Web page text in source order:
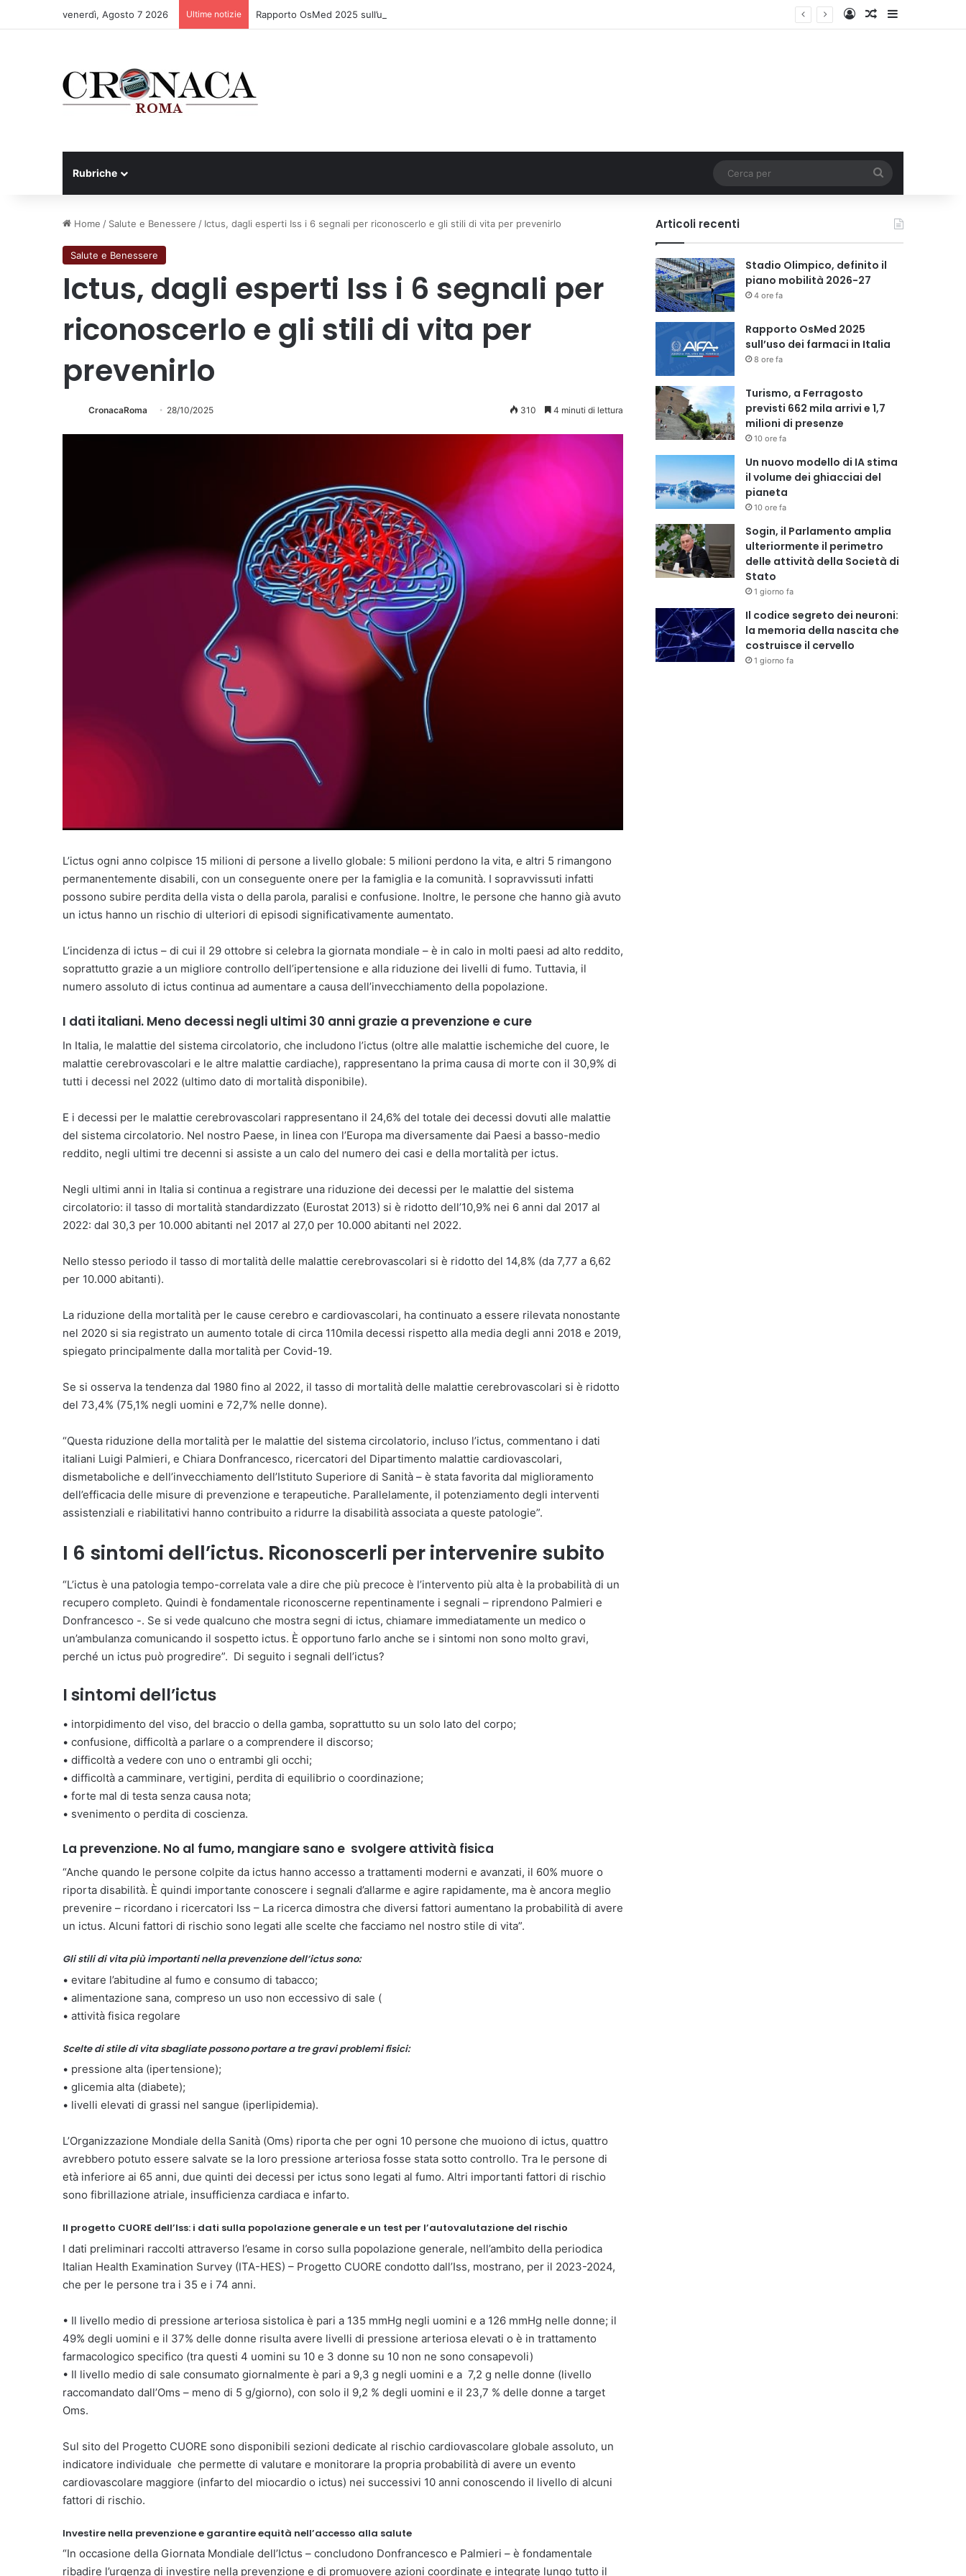
venerdì, Agosto 7 2026 Ultime notizie Rapporto OsMed 2025 sull’uso dei farmaci in Italia AccediUn articolo a
Rubriche
per
Home / Salute e Benessere / Ictus, dagli esperti Iss i 6 segnali per riconoscerlo e gli stili di vita per prevenirlo
Salute e Benessere
Ictus, dagli esperti Iss i 6 segnali per
riconoscerlo e gli stili di vita per
prevenirlo
CronacaRoma 28/10/2025 310 4 minuti di lettura
L’ictus ogni anno colpisce 15 milioni di persone a livello globale: 5 milioni perdono la vita, e altri 5 rimangono
permanentemente disabili, con un conseguente onere per la famiglia e la comunità. I sopravvissuti infatti
possono subire perdita della vista o della parola, paralisi e confusione. Inoltre, le persone che hanno già avuto
un ictus hanno un rischio di ulteriori di episodi significativamente aumentato.
L’incidenza di ictus – di cui il 29 ottobre si celebra la giornata mondiale – è in calo in molti paesi ad alto reddito,
soprattutto grazie a un migliore controllo dell’ipertensione e alla riduzione dei livelli di fumo. Tuttavia, il
numero assoluto di ictus continua ad aumentare a causa dell’invecchiamento della popolazione.
I dati italiani. Meno decessi negli ultimi 30 anni grazie a prevenzione e cure
In Italia, le malattie del sistema circolatorio, che includono l’ictus (oltre alle malattie ischemiche del cuore, le
malattie cerebrovascolari e le altre malattie cardiache), rappresentano la prima causa di morte con il 30,9% di
tutti i decessi nel 2022 (ultimo dato di mortalità disponibile).
E i decessi per le malattie cerebrovascolari rappresentano il 24,6% del totale dei decessi dovuti alle malattie
del sistema circolatorio. Nel nostro Paese, in linea con l’Europa ma diversamente dai Paesi a basso-medio
reddito, negli ultimi tre decenni si assiste a un calo del numero dei casi e della mortalità per ictus.
Negli ultimi anni in Italia si continua a registrare una riduzione dei decessi per le malattie del sistema
circolatorio: il tasso di mortalità standardizzato (Eurostat 2013) si è ridotto dell’10,9% nei 6 anni dal 2017 al
2022: dal 30,3 per 10.000 abitanti nel 2017 al 27,0 per 10.000 abitanti nel 2022.
Nello stesso periodo il tasso di mortalità delle malattie cerebrovascolari si è ridotto del 14,8% (da 7,77 a 6,62
per 10.000 abitanti).
La riduzione della mortalità per le cause cerebro e cardiovascolari, ha continuato a essere rilevata nonostante
nel 2020 si sia registrato un aumento totale di circa 110mila decessi rispetto alla media degli anni 2018 e 2019,
spiegato principalmente dalla mortalità per Covid-19.
Se si osserva la tendenza dal 1980 fino al 2022, il tasso di mortalità delle malattie cerebrovascolari si è ridotto
del 73,4% (75,1% negli uomini e 72,7% nelle donne).
“Questa riduzione della mortalità per le malattie del sistema circolatorio, incluso l’ictus, commentano i dati
italiani Luigi Palmieri, e Chiara Donfrancesco, ricercatori del Dipartimento malattie cardiovascolari,
dismetaboliche e dell’invecchiamento dell’Istituto Superiore di Sanità – è stata favorita dal miglioramento
dell’efficacia delle misure di prevenzione e terapeutiche. Parallelamente, il potenziamento degli interventi
assistenziali e riabilitativi hanno contribuito a ridurre la disabilità associata a queste patologie”.
I 6 sintomi dell’ictus. Riconoscerli per intervenire subito
“L’ictus è una patologia tempo-correlata vale a dire che più precoce è l’intervento più alta è la probabilità di un
recupero completo. Quindi è fondamentale riconoscerne repentinamente i segnali – riprendono Palmieri e
Donfrancesco -. Se si vede qualcuno che mostra segni di ictus, chiamare immediatamente un medico o
un’ambulanza comunicando il sospetto ictus. È opportuno farlo anche se i sintomi non sono molto gravi,
perché un ictus può progredire”. Di seguito i segnali dell’ictus?
I sintomi dell’ictus
• intorpidimento del viso, del braccio o della gamba, soprattutto su un solo lato del corpo;
• confusione, difficoltà a parlare o a comprendere il discorso;
• difficoltà a vedere con uno o entrambi gli occhi;
• difficoltà a camminare, vertigini, perdita di equilibrio o coordinazione;
• forte mal di testa senza causa nota;
• svenimento o perdita di coscienza.
La prevenzione. No al fumo, mangiare sano e svolgere attività fisica
“Anche quando le persone colpite da ictus hanno accesso a trattamenti moderni e avanzati, il 60% muore o
riporta disabilità. È quindi importante conoscere i segnali d’allarme e agire rapidamente, ma è ancora meglio
prevenire – ricordano i ricercatori Iss – La ricerca dimostra che diversi fattori aumentano la probabilità di avere
un ictus. Alcuni fattori di rischio sono legati alle scelte che facciamo nel nostro stile di vita”.
Gli stili di vita più importanti nella prevenzione dell’ictus sono:
• evitare l’abitudine al fumo e consumo di tabacco;
• alimentazione sana, compreso un uso non eccessivo di sale (
• attività fisica regolare
Scelte di stile di vita sbagliate possono portare a tre gravi problemi fisici:
• pressione alta (ipertensione);
• glicemia alta (diabete);
• livelli elevati di grassi nel sangue (iperlipidemia).
L’Organizzazione Mondiale della Sanità (Oms) riporta che per ogni 10 persone che muoiono di ictus, quattro
avrebbero potuto essere salvate se la loro pressione arteriosa fosse stata sotto controllo. Tra le persone di
età inferiore ai 65 anni, due quinti dei decessi per ictus sono legati al fumo. Altri importanti fattori di rischio
sono fibrillazione atriale, insufficienza cardiaca e infarto.
Il progetto CUORE dell’Iss: i dati sulla popolazione generale e un test per l’autovalutazione del rischio
I dati preliminari raccolti attraverso l’esame in corso sulla popolazione generale, nell’ambito della periodica
Italian Health Examination Survey (ITA-HES) – Progetto CUORE condotto dall’Iss, mostrano, per il 2023-2024,
che per le persone tra i 35 e i 74 anni.
• Il livello medio di pressione arteriosa sistolica è pari a 135 mmHg negli uomini e a 126 mmHg nelle donne; il
49% degli uomini e il 37% delle donne risulta avere livelli di pressione arteriosa elevati o è in trattamento
farmacologico specifico (tra questi 4 uomini su 10 e 3 donne su 10 non ne sono consapevoli)
• Il livello medio di sale consumato giornalmente è pari a 9,3 g negli uomini e a 7,2 g nelle donne (livello
raccomandato dall’Oms – meno di 5 g/giorno), con solo il 9,2 % degli uomini e il 23,7 % delle donne a target
Oms.
Sul sito del Progetto CUORE sono disponibili sezioni dedicate al rischio cardiovascolare globale assoluto, un
indicatore individuale che permette di valutare e monitorare la propria probabilità di avere un evento
cardiovascolare maggiore (infarto del miocardio o ictus) nei successivi 10 anni conoscendo il livello di alcuni
fattori di rischio.
Investire nella prevenzione e garantire equità nell’accesso alla salute
“In occasione della Giornata Mondiale dell’Ictus – concludono Donfrancesco e Palmieri – è fondamentale
ribadire l’urgenza di investire nella prevenzione e di promuovere azioni coordinate e integrate lungo tutto il
Articoli recenti
Stadio Olimpico, definito il
piano mobilità 2026-27
4 ore fa
Rapporto OsMed 2025
sull’uso dei farmaci in Italia
8 ore fa
Turismo, a Ferragosto
previsti 662 mila arrivi e 1,7
milioni di presenze
10 ore fa
Un nuovo modello di IA stima
il volume dei ghiacciai del
pianeta
10 ore fa
Sogin, il Parlamento amplia
ulteriormente il perimetro
delle attività della Società di
Stato
1 giorno fa
Il codice segreto dei neuroni:
la memoria della nascita che
costruisce il cervello
1 giorno fa